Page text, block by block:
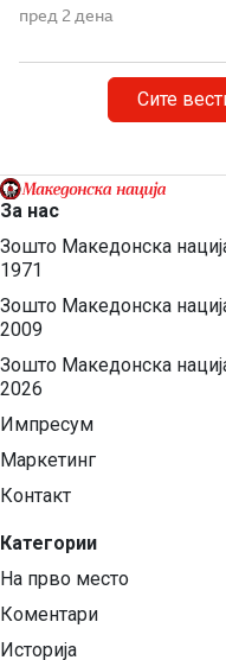
Македонците од
Фестивалот ќе биде
македонско културно
пред 2 дена
Сите
За нас
Зошто Македонска
1971
Зошто Македонска
2009
Зошто Македонска
2026
Импресум
Маркетинг
Контакт
Категории
На прво место
Коментари
Историја